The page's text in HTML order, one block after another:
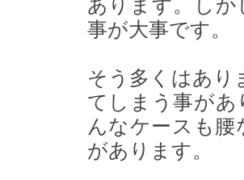
あります。し
事が大事です。
そう多くはあり
てしまう事が
んなケースも
があります。